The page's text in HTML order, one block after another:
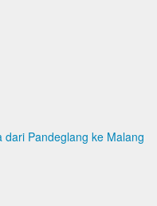
dari Pandeglang ke Malang